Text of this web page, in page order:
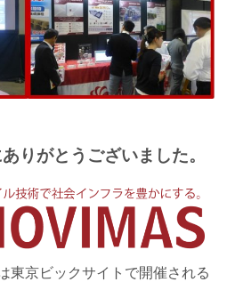
りがとうございました。
東京ビックサイトで開催される